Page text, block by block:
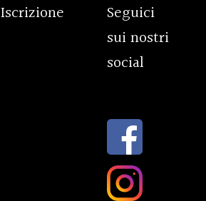
Iscrizione
Seguici
sui nostri
social